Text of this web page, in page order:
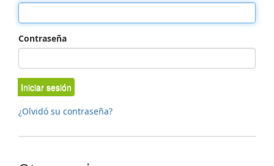
Contraseña
Iniciar sesión
¿Olvidó su contraseña?